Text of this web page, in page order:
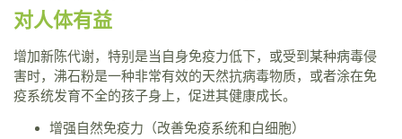
对人体有益
增加新陈代谢，特别是当自身免疫力低下，或受到某种病毒侵
害时，沸石粉是一种非常有效的天然抗病毒物质，或者涂在免
疫系统发育不全的孩子身上，促进其健康成长。
增强自然免疫力（改善免疫系统和白细胞）